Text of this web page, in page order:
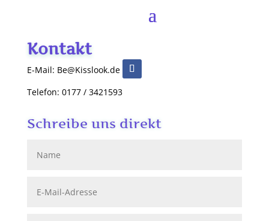
Kontakt
E-Mail: Be@Kisslook.de
Telefon: 0177 / 3421593
Schreibe uns direkt